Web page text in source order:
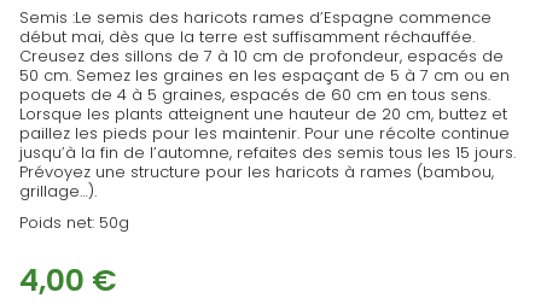
Semis :Le semis des haricots rames d’Espagne commence
début mai, dès que la terre est suffisamment réchauffée.
Creusez des sillons de 7 à 10 cm de profondeur, espacés de
50 cm. Semez les graines en les espaçant de 5 à 7 cm ou en
poquets de 4 à 5 graines, espacés de 60 cm en tous sens.
Lorsque les plants atteignent une hauteur de 20 cm, buttez et
paillez les pieds pour les maintenir. Pour une récolte continue
jusqu’à la fin de l’automne, refaites des semis tous les 15 jours.
Prévoyez une structure pour les haricots à rames (bambou,
grillage…).
Poids net: 50g
4,00 €